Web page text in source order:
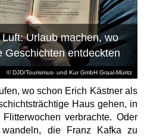
© DJD/Tourismus- und Kur GmbH Graal-Müritz
Urlaub machen, wo
Geschichten entdeckten
wo schon Erich Kästner als
Haus gehen, in
verbrachte. Oder
die Franz Kafka zu